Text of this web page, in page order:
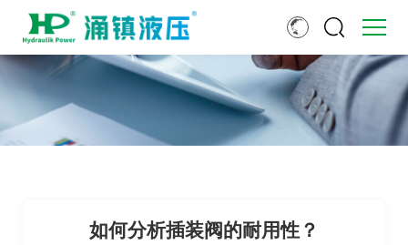
如何分析插装阀的耐用性？